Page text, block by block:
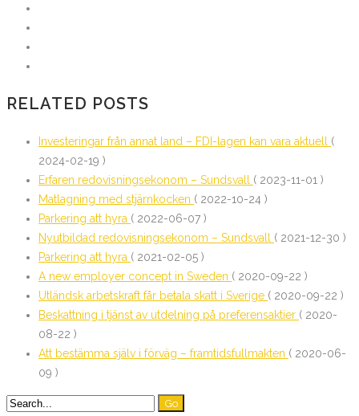
RELATED POSTS
Investeringar från annat land – FDI-lagen kan vara aktuell (
2024-02-19 )
Erfaren redovisningsekonom – Sundsvall ( 2023-11-01 )
Matlagning med stjärnkocken ( 2022-10-24 )
Parkering att hyra ( 2022-06-07 )
Nyutbildad redovisningsekonom – Sundsvall ( 2021-12-30 )
Parkering att hyra ( 2021-02-05 )
A new employer concept in Sweden ( 2020-09-22 )
Utländsk arbetskraft får betala skatt i Sverige ( 2020-09-22 )
Beskattning i tjänst av utdelning på preferensaktier ( 2020-
08-22 )
Att bestämma själv i förväg – framtidsfullmakten ( 2020-06-
09 )